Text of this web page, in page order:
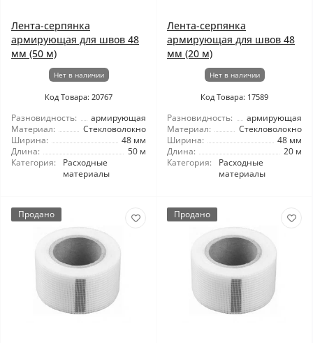
Лента-серпянка
армирующая для швов 48
мм (50 м)
Нет в наличии
Код Товара: 20767
Разновидность:
армирующая
Материал:
Стекловолокно
Ширина:
48 мм
Длина:
50 м
Категория:
Расходные
материалы
Лента-серпянка
армирующая для швов 48
мм (20 м)
Нет в наличии
Код Товара: 17589
Разновидность:
армирующая
Материал:
Стекловолокно
Ширина:
48 мм
Длина:
20 м
Категория:
Расходные
материалы
Продано Продано